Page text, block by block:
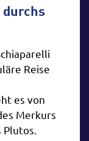
Reise
es von
Merkurs